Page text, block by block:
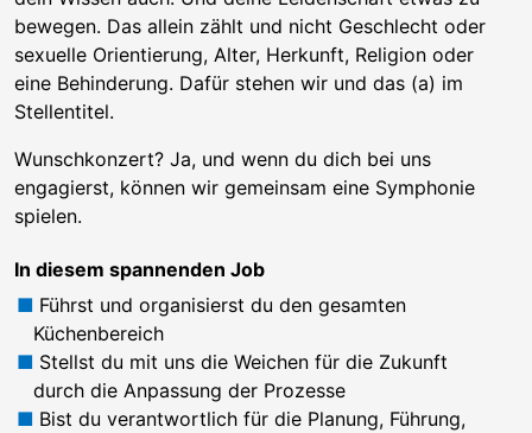
bewegen. Das allein zählt und nicht Geschlecht oder
sexuelle Orientierung, Alter, Herkunft, Religion oder
eine Behinderung. Dafür stehen wir und das (a) im
Stellentitel.
Wunschkonzert? Ja, und wenn du dich bei uns
engagierst, können wir gemeinsam eine Symphonie
spielen.
In diesem spannenden Job
Führst und organisierst du den gesamten
Küchenbereich
Stellst du mit uns die Weichen für die Zukunft
durch die Anpassung der Prozesse
Bist du verantwortlich für die Planung, Führung,